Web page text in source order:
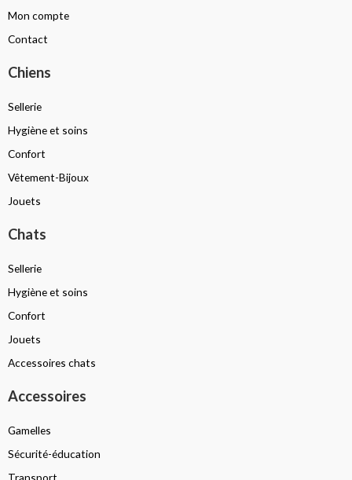
Mon compte
Contact
Chiens
Sellerie
Hygiène et soins
Confort
Vêtement-Bijoux
Jouets
Chats
Sellerie
Hygiène et soins
Confort
Jouets
Accessoires chats
Accessoires
Gamelles
Sécurité-éducation